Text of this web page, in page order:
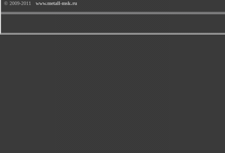
© 2009-2011 www.metall-msk.ru